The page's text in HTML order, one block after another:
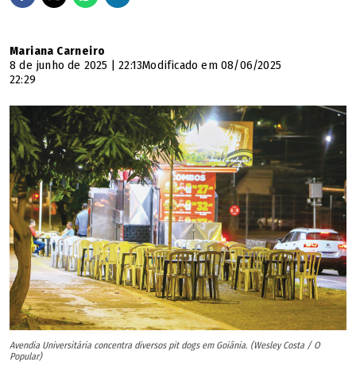
Mariana Carneiro
8 de junho de 2025 | 22:13Modificado em 08/06/2025
22:29
Avendia Universitária concentra diversos pit dogs em Goiânia. (Wesley Costa / O
Popular)